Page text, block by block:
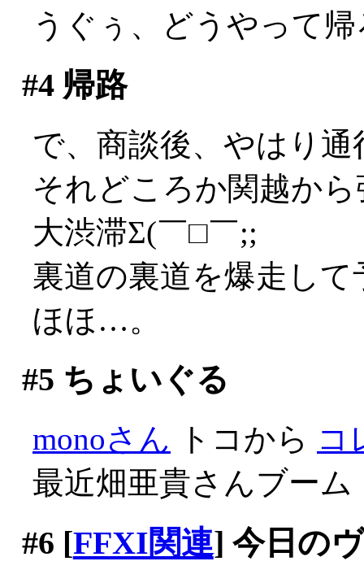
うぐぅ、どうやって
#4帰路
で、商談後、やはり
それどころか関越か
大渋滞Σ(￣□￣;;
裏道の裏道を爆走し
ほほ…。
#5 ちょいぐる
monoさん トコから コ
最近畑亜貴さんブーム
#6 [FFXI関連] 今日の